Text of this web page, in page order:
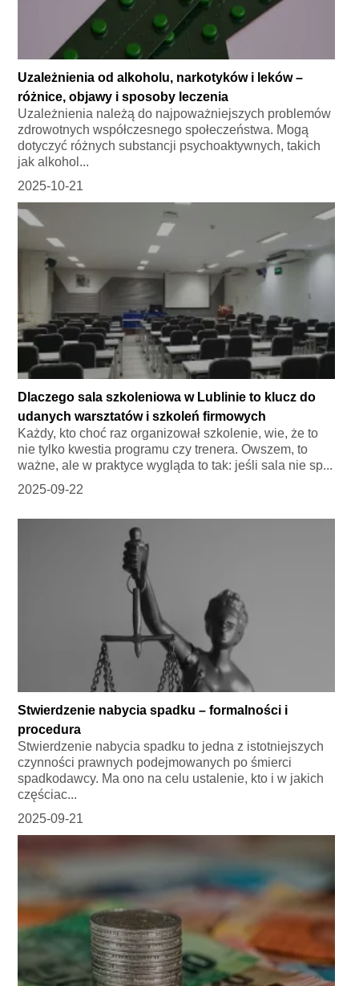
Uzależnienia od alkoholu, narkotyków i leków –
różnice, objawy i sposoby leczenia
Uzależnienia należą do najpoważniejszych problemów
zdrowotnych współczesnego społeczeństwa. Mogą
dotyczyć różnych substancji psychoaktywnych, takich
jak alkohol...
2025-10-21
Dlaczego sala szkoleniowa w Lublinie to klucz do
udanych warsztatów i szkoleń firmowych
Każdy, kto choć raz organizował szkolenie, wie, że to
nie tylko kwestia programu czy trenera. Owszem, to
ważne, ale w praktyce wygląda to tak: jeśli sala nie sp...
2025-09-22
Stwierdzenie nabycia spadku – formalności i
procedura
Stwierdzenie nabycia spadku to jedna z istotniejszych
czynności prawnych podejmowanych po śmierci
spadkodawcy. Ma ono na celu ustalenie, kto i w jakich
częściac...
2025-09-21